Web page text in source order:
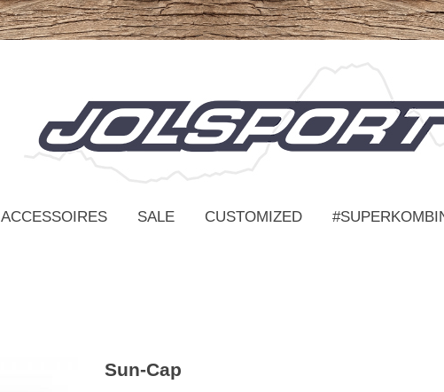
ACCESSOIRES SALE CUSTOMIZED
Sun-Cap